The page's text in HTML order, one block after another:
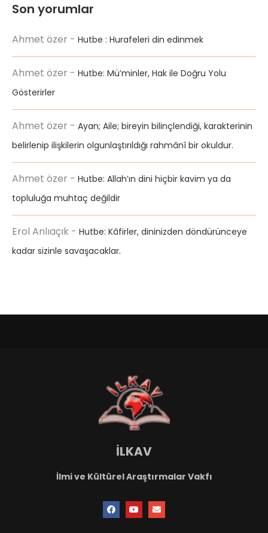
Son yorumlar
Ahmet özer - Hutbe : Hurafeleri din edinmek
Ahmet özer - Hutbe: Mü’minler, Hak ile Doğru Yolu
Gösterirler
Ahmet özer - Ayan; Aile; bireyin bilinçlendiği, karakterinin
belirlenip ilişkilerin olgunlaştırıldığı rahmânî bir okuldur.
Ahmet özer - Hutbe: Allah’ın dini hiçbir kavim ya da
topluluğa muhtaç değildir
Erol Anlıaçık - Hutbe: Kâfirler, dininizden döndürünceye
kadar sizinle savaşacaklar.
İLKAV
İlmi ve Kültürel Araştırmalar Vakfı